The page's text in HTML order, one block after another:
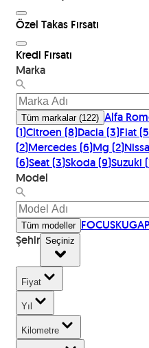
Özel Takas Fırsatı
Kredi Fırsatı
Marka
Tüm markalar(122) Alfa
(1)Citroen (8)Dacia(3)Fiat(5
(2)Mercedes(6)Mg (2)
(6)Seat(3)Skoda(9)Suzuki (
Model
Tüm modeller FOCUSKUGA
Şehir Seçiniz
Fiyat
Yıl
Kilometre